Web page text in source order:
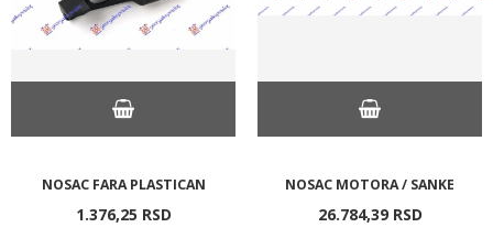
NOSAC FARA PLASTICAN
1.376,25 RSD
NOSAC MOTORA / SANKE
26.784,39 RSD